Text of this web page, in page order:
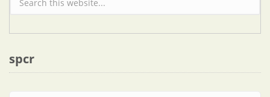
Formulario de búsqueda
spcr